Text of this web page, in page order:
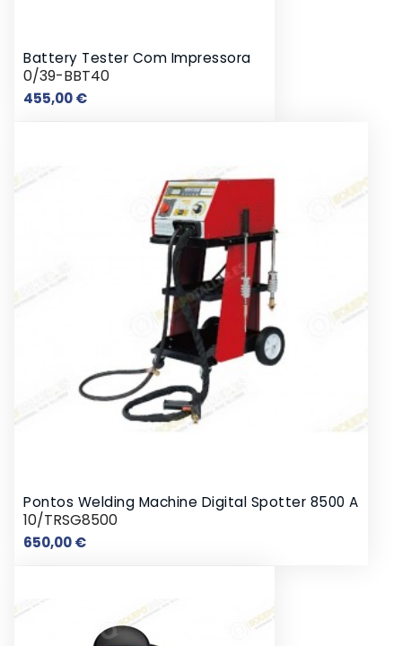
Battery Tester Com Impressora
0/39-BBT40
455,00 €Preço
Pontos Welding Machine Digital Spotter 8500 A
10/TRSG8500
650,00 €Preço